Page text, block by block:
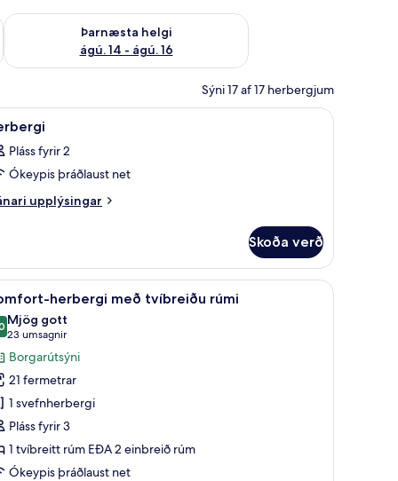
9
Þarnæsta helgi
ágú. 14 - ágú. 16
Athuga framboð þarnæstu helgi ágú. 14 - ágú. 16
Sýni 17 af 17 herbergjum
vinnuaðstaða fyrir fartölvur Míníbar, öryggishólf í herbergi, skrifborð,
4
Pláss fyrir 2
Ókeypis þráðlaust net
upplýsingar
Skoða verð
vinnuaðstaða fyrir fartölvur
5 herbergi með tvíbreiðu rúmi
af 10
Mjög gott
23 umsagnir
(23
umsagnir)
Borgarútsýni
21 fermetrar
1 svefnherbergi
Pláss fyrir 3
1 tvíbreitt rúm EÐA 2 einbreið rúm
Ókeypis þráðlaust net